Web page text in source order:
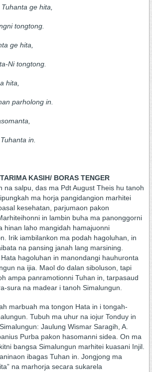
ge hita,
tongtong.
ge hita,
Ni tongtong.
hita,
parholong in.
in.
KASIH/ BORAS TENGER
na salpu, das ma Pdt August Theis hu tanoh
ma horja pangidangion marhitei
kesehatan, parjumaon pakon
in lambin buha ma panonggorni
hinan laho mangidah hamajuonni
Irik iambilankon ma podah hagoluhan, in
na pansing janah lang marsining.
hagoluhan in manondangi hauhuronta
na ijia. Maol do dalan siboluson, tapi
ampa panramotionni Tuhan in, tarpasaud
sura na madear i tanoh Simalungun.
marbuah ma tongon Hata in i tongah-
Tubuh ma uhur na iojur Tonduy in
Jaulung Wismar Saragih, A.
Purba pakon hasomanni sidea. On ma
bangsa Simalungun marhitei kuasani Injil.
ibagas Tuhan in. Jongjong ma
na marhorja secara sukarela